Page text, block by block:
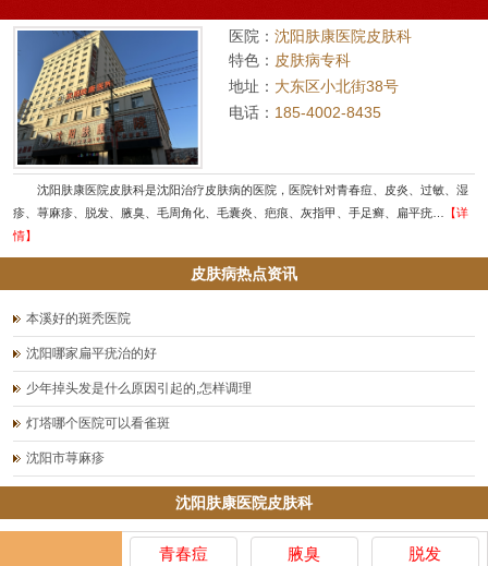
医院： 沈阳肤康医院皮肤科
特色： 皮肤病专科
地址： 大东区小北街38号
电话： 185-4002-8435
沈阳肤康医院皮肤科是沈阳治疗皮肤病的医院，医院针对青春痘、皮炎、过敏、湿
疹、荨麻疹、脱发、腋臭、毛周角化、毛囊炎、疤痕、灰指甲、手足癣、扁平疣…
【详
情】
皮肤病热点资讯
本溪好的斑秃医院
沈阳哪家扁平疣治的好
少年掉头发是什么原因引起的,怎样调理
灯塔哪个医院可以看雀斑
沈阳市荨麻疹
沈阳肤康医院皮肤科
青春痘 腋臭 脱发